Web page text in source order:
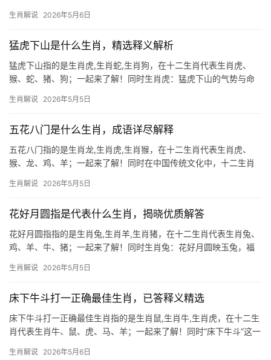
生肖虎的威仪，古时帝王出巡需八十一辆礼车开道，恰合虎为“百兽
生肖解说 2026年5月6日
猛虎下山是什么生肖，精选释义解析
猛虎下山指的是生肖虎,生肖蛇,生肖狗，在十二生肖代表生肖虎、
猴、蛇、猪、狗；一起来了解！同时生肖虎：猛虎下山的气势与命
势，在传统命理中，生肖虎五行属木，自带威严与魄力，但2026年
生肖解说 2026年5月5日
五花八门是什么生肖，成语详尽解释
五花八门指的是生肖龙,生肖虎,生肖猴，在十二生肖代表生肖虎、
猴、龙、鸡、羊；一起来了解！同时在中国传统文化中，十二生肖
丰富的成语和寓意，它们像一面镜子，映照出人生的吉凶祸福，我
生肖解说 2026年5月5日
花好月圆指是代表什么生肖，揭晓优质解答
花好月圆指指的是生肖兔,生肖羊,生肖猪，在十二生肖代表生肖兔、
鸡、羊、牛、猪；一起来了解！同时生肖兔：花好月圆映玉兔，福
其对应的生肖，生肖兔当为首选，玉兔捣药、月宫长伴的传说，早
生肖解说 2026年5月5日
床下牛斗打一正确最佳生肖，已答释义精选
床下牛斗打一正确最佳生肖指的是生肖鼠,生肖牛,生肖虎，在十二生
肖代表生肖牛、鼠、虎、马、羊；一起来了解！同时“床下牛斗”这一
忍，而“斗”则暗示矛盾冲突，当牛在床下相斗，恰如生活中那些不为
生肖解说 2026年5月6日